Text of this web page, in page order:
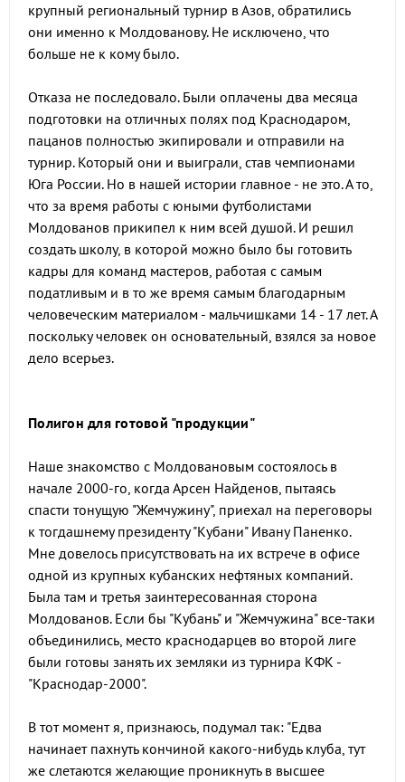
крупный региональный турнир в Азов, обратились
они именно к Молдованову. Не исключено, что
больше не к кому было.
Отказа не последовало. Были оплачены два месяца
подготовки на отличных полях под Краснодаром,
пацанов полностью экипировали и отправили на
турнир. Который они и выиграли, став чемпионами
Юга России. Но в нашей истории главное - не это. А то,
что за время работы с юными футболистами
Молдованов прикипел к ним всей душой. И решил
создать школу, в которой можно было бы готовить
кадры для команд мастеров, работая с самым
податливым и в то же время самым благодарным
человеческим материалом - мальчишками 14 - 17 лет. А
поскольку человек он основательный, взялся за новое
дело всерьез.
Полигон для готовой "продукции"
Наше знакомство с Молдовановым состоялось в
начале 2000-го, когда Арсен Найденов, пытаясь
спасти тонущую "Жемчужину", приехал на переговоры
к тогдашнему президенту "Кубани" Ивану Паненко.
Мне довелось присутствовать на их встрече в офисе
одной из крупных кубанских нефтяных компаний.
Была там и третья заинтересованная сторона
Молдованов. Если бы "Кубань" и "Жемчужина" все-таки
объединились, место краснодарцев во второй лиге
были готовы занять их земляки из турнира КФК -
"Краснодар-2000".
В тот момент я, признаюсь, подумал так: "Едва
начинает пахнуть кончиной какого-нибудь клуба, тут
же слетаются желающие проникнуть в высшее